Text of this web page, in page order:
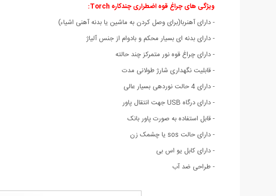
ویژگی های چراغ قوه اضطراری چندکاره Torch
:
- دارای آهنربا(برای وصل کردن به ماشین یا بدنه آهنی اشیاء)
- دارای بدنه ای بسیار محکم و بادوام از جنس آلیاژ
- دارای چراغ قوه نور متمرکز چند حالته
- قابلیت نگهداری شارژ طولانی مدت
- دارای 4 حالت نوردهی بسیار عالی
- دارای درگاه USB جهت انتقال پاور
- قابل استفاده به صورت پاور بانک
- دارای حالت sos یا چشمک زن
- دارای کابل یو اس بی
- طراحی ضد آب